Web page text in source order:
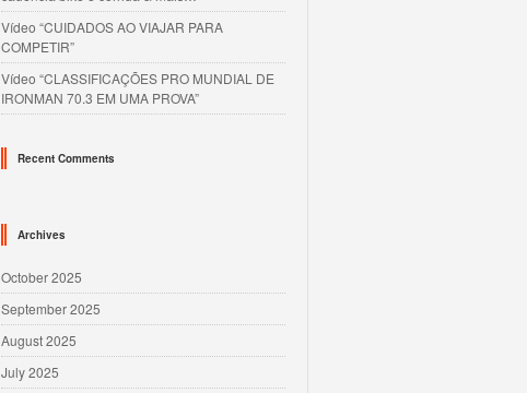
Vídeo “CUIDADOS AO VIAJAR PARA
COMPETIR”
Vídeo “CLASSIFICAÇÕES PRO MUNDIAL DE
IRONMAN 70.3 EM UMA PROVA”
Recent Comments
Archives
October 2025
September 2025
August 2025
July 2025